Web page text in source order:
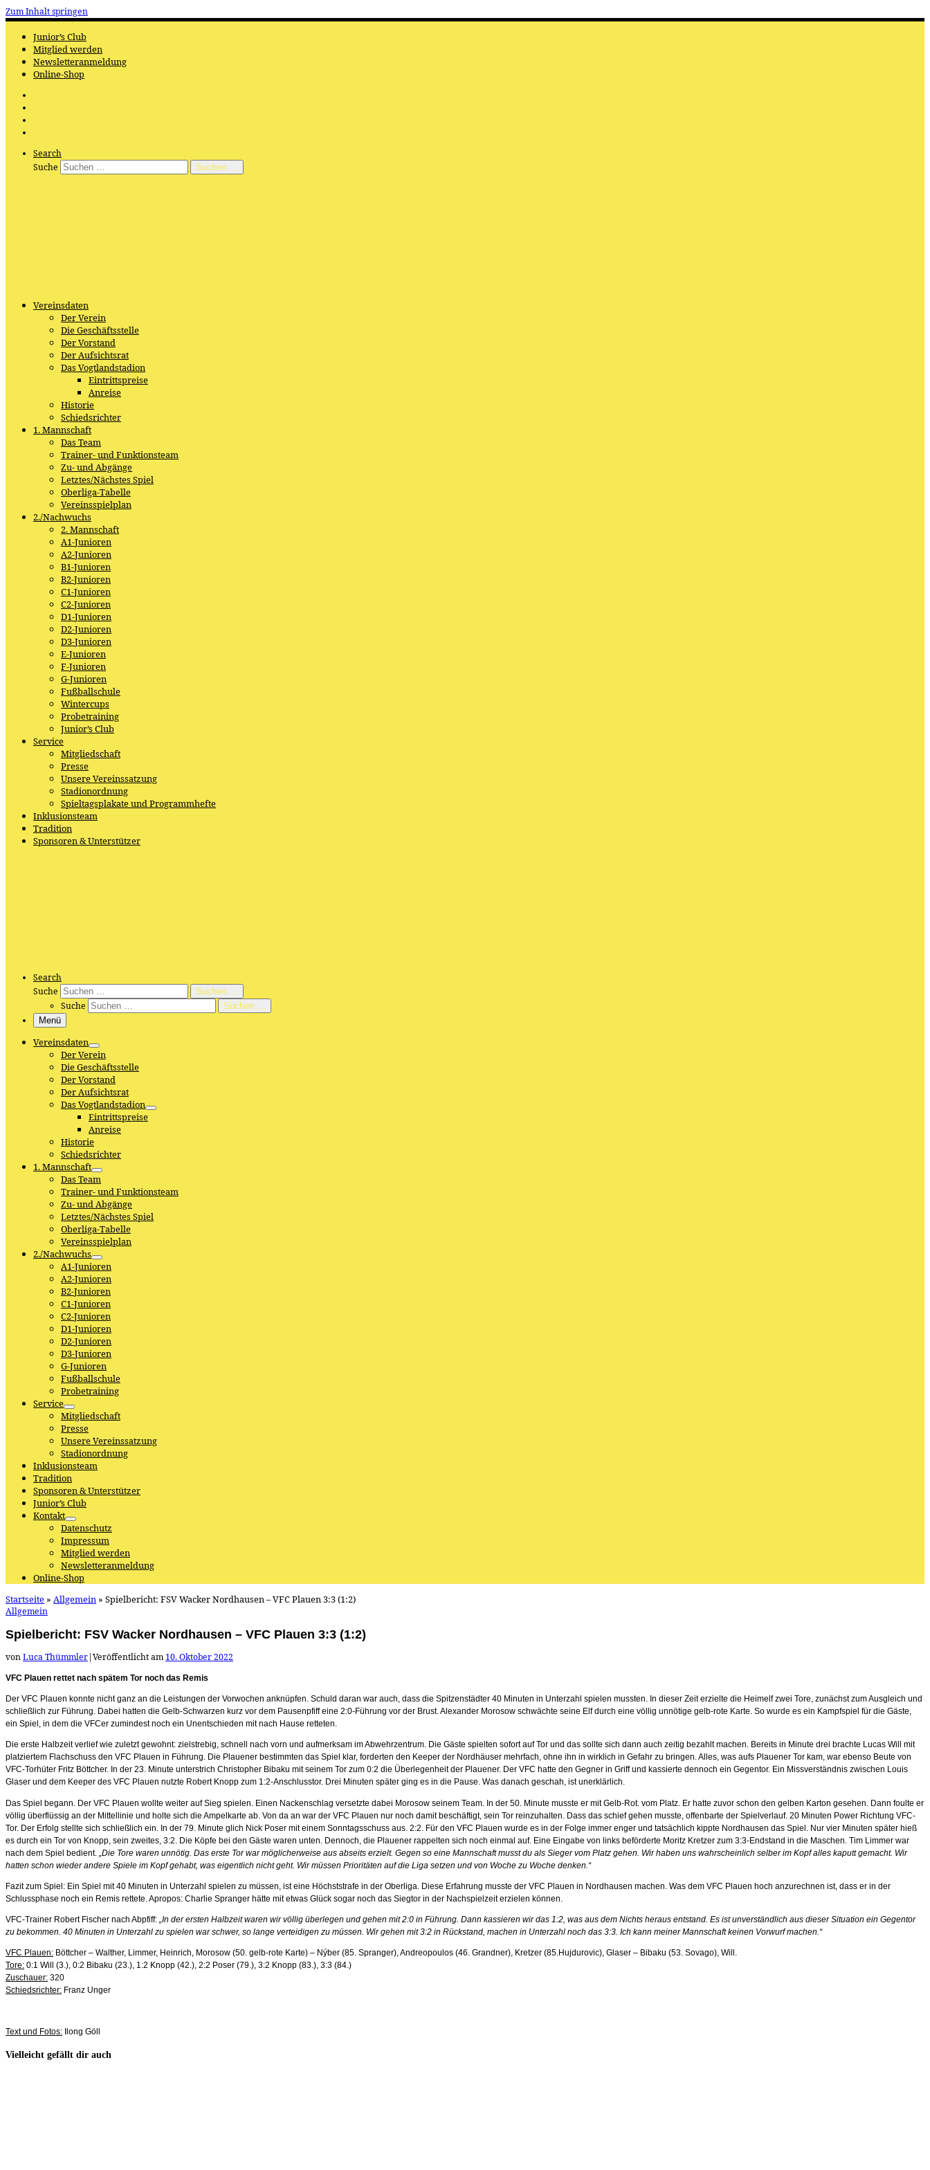
Zum Inhalt springen
Junior’s Club
Mitglied werden
Newsletteranmeldung
Online-Shop
Search
Suche
Suchen …
Vereinsdaten
Der Verein
Die Geschäftsstelle
Der Vorstand
Der Aufsichtsrat
Das Vogtlandstadion
Eintrittspreise
Anreise
Historie
Schiedsrichter
1. Mannschaft
Das Team
Trainer- und Funktionsteam
Zu- und Abgänge
Letztes/Nächstes Spiel
Oberliga-Tabelle
Vereinsspielplan
2./Nachwuchs
2. Mannschaft
A1-Junioren
A2-Junioren
B1-Junioren
B2-Junioren
C1-Junioren
C2-Junioren
D1-Junioren
D2-Junioren
D3-Junioren
E-Junioren
F-Junioren
G-Junioren
Fußballschule
Wintercups
Probetraining
Junior’s Club
Service
Mitgliedschaft
Presse
Unsere Vereinssatzung
Stadionordnung
Spieltagsplakate und Programmhefte
Inklusionsteam
Tradition
Sponsoren & Unterstützer
Search
Suche
Suchen …
Suche
Suchen …
Menü
Vereinsdaten
Der Verein
Die Geschäftsstelle
Der Vorstand
Der Aufsichtsrat
Das Vogtlandstadion
Eintrittspreise
Anreise
Historie
Schiedsrichter
1. Mannschaft
Das Team
Trainer- und Funktionsteam
Zu- und Abgänge
Letztes/Nächstes Spiel
Oberliga-Tabelle
Vereinsspielplan
2./Nachwuchs
A1-Junioren
A2-Junioren
B2-Junioren
C1-Junioren
C2-Junioren
D1-Junioren
D2-Junioren
D3-Junioren
G-Junioren
Fußballschule
Probetraining
Service
Mitgliedschaft
Presse
Unsere Vereinssatzung
Stadionordnung
Inklusionsteam
Tradition
Sponsoren & Unterstützer
Junior’s Club
Kontakt
Datenschutz
Impressum
Mitglied werden
Newsletteranmeldung
Online-Shop
Startseite » Allgemein » Spielbericht: FSV Wacker Nordhausen – VFC Plauen 3:3 (1:2)
Allgemein
Spielbericht: FSV Wacker Nordhausen – VFC Plauen 3:3 (1:2)
vonLuca Thümmler|Veröffentlicht am10. Oktober 2022
VFC Plauen rettet nach spätem Tor noch das Remis
Der VFC Plauen konnte nicht ganz an die Leistungen der Vorwochen anknüpfen. Schuld daran war auch, dass die Spitzenstädter 40 Minuten in Unterzahl spielen mussten. In dieser Zeit erzielte die Heimelf zwei Tore, zunächst zum Ausgleich und
schließlich zur Führung. Dabei hatten die Gelb-Schwarzen kurz vor dem Pausenpfiff eine 2:0-Führung vor der Brust. Alexander Morosow schwächte seine Elf durch eine völlig unnötige gelb-rote Karte. So wurde es ein Kampfspiel für die Gäste,
ein Spiel, in dem die VFCer zumindest noch ein Unentschieden mit nach Hause retteten.
Die erste Halbzeit verlief wie zuletzt gewohnt: zielstrebig, schnell nach vorn und aufmerksam im Abwehrzentrum. Die Gäste spielten sofort auf Tor und das sollte sich dann auch zeitig bezahlt machen. Bereits in Minute drei brachte Lucas Will mit
platziertem Flachschuss den VFC Plauen in Führung. Die Plauener bestimmten das Spiel klar, forderten den Keeper der Nordhäuser mehrfach, ohne ihn in wirklich in Gefahr zu bringen. Alles, was aufs Plauener Tor kam, war ebenso Beute von
VFC-Torhüter Fritz Böttcher. In der 23. Minute unterstrich Christopher Bibaku mit seinem Tor zum 0:2 die Überlegenheit der Plauener. Der VFC hatte den Gegner in Griff und kassierte dennoch ein Gegentor. Ein Missverständnis zwischen Louis
Glaser und dem Keeper des VFC Plauen nutzte Robert Knopp zum 1:2-Anschlusstor. Drei Minuten später ging es in die Pause. Was danach geschah, ist unerklärlich.
Das Spiel begann. Der VFC Plauen wollte weiter auf Sieg spielen. Einen Nackenschlag versetzte dabei Morosow seinem Team. In der 50. Minute musste er mit Gelb-Rot. vom Platz. Er hatte zuvor schon den gelben Karton gesehen. Dann foulte er
völlig überflüssig an der Mittellinie und holte sich die Ampelkarte ab. Von da an war der VFC Plauen nur noch damit beschäftigt, sein Tor reinzuhalten. Dass das schief gehen musste, offenbarte der Spielverlauf. 20 Minuten Power Richtung VFC-
Tor. Der Erfolg stellte sich schließlich ein. In der 79. Minute glich Nick Poser mit einem Sonntagsschuss aus. 2:2. Für den VFC Plauen wurde es in der Folge immer enger und tatsächlich kippte Nordhausen das Spiel. Nur vier Minuten später hieß
es durch ein Tor von Knopp, sein zweites, 3:2. Die Köpfe bei den Gäste waren unten. Dennoch, die Plauener rappelten sich noch einmal auf. Eine Eingabe von links beförderte Moritz Kretzer zum 3:3-Endstand in die Maschen. Tim Limmer war
nach dem Spiel bedient.
„Die Tore waren unnötig. Das erste Tor war möglicherweise aus abseits erzielt. Gegen so eine Mannschaft musst du als Sieger vom Platz gehen. Wir haben uns wahrscheinlich selber im Kopf alles kaputt gemacht. Wir
hatten schon wieder andere Spiele im Kopf gehabt, was eigentlich nicht geht. Wir müssen Prioritäten auf die Liga setzen und von Woche zu Woche denken.“
Fazit zum Spiel: Ein Spiel mit 40 Minuten in Unterzahl spielen zu müssen, ist eine Höchststrafe in der Oberliga. Diese Erfahrung musste der VFC Plauen in Nordhausen machen. Was dem VFC Plauen hoch anzurechnen ist, dass er in der
Schlussphase noch ein Remis rettete. Apropos: Charlie Spranger hätte mit etwas Glück sogar noch das Siegtor in der Nachspielzeit erzielen können.
VFC-Trainer Robert Fischer nach Abpfiff: „In der ersten Halbzeit waren wir völlig überlegen und gehen mit 2:0 in Führung. Dann kassieren wir das 1:2, was aus dem Nichts heraus entstand. Es ist unverständlich aus dieser Situation ein Gegentor
zu bekommen. 40 Minuten in Unterzahl zu spielen war schwer, so lange verteidigen zu müssen. Wir gehen mit 3:2 in Rückstand, machen in Unterzahl noch das 3:3. Ich kann meiner Mannschaft keinen Vorwurf machen.“
VFC Plauen: Böttcher – Walther, Limmer, Heinrich, Morosow (50. gelb-rote Karte) – Nýber (85. Spranger), Andreopoulos (46. Grandner), Kretzer (85.Hujdurovic), Glaser – Bibaku (53. Sovago), Will.
Tore: 0:1 Will (3.), 0:2 Bibaku (23.), 1:2 Knopp (42.), 2:2 Poser (79.), 3:2 Knopp (83.), 3:3 (84.)
Zuschauer: 320
Schiedsrichter: Franz Unger
Text und Fotos: Ilong Göll
Vielleicht gefällt dir auch